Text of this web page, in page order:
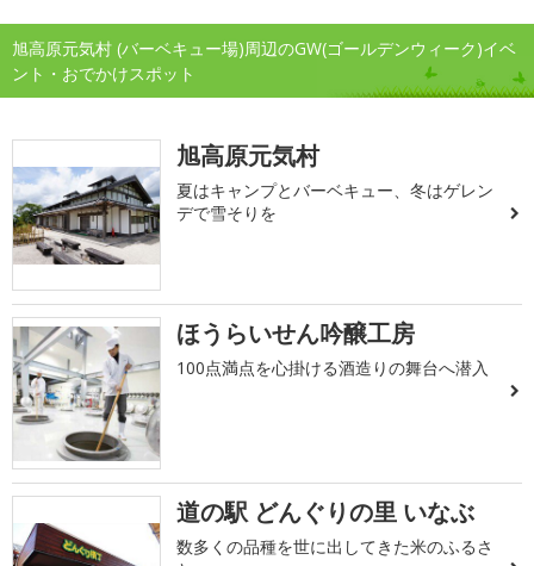
旭高原元気村 (バーベキュー場)周辺のGW(ゴールデンウィーク)イベ
ント・おでかけスポット
旭高原元気村
夏はキャンプとバーベキュー、冬はゲレン
デで雪そりを
ほうらいせん吟醸工房
100点満点を心掛ける酒造りの舞台へ潜入
道の駅 どんぐりの里 いなぶ
数多くの品種を世に出してきた米のふるさ